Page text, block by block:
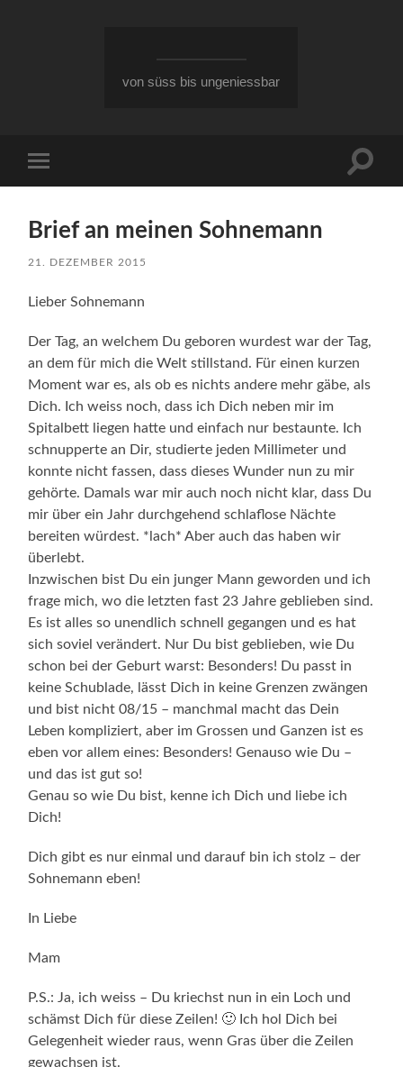
von süss bis ungeniessbar
Menü
Brief an meinen Sohnemann
21. DEZEMBER 2015
Lieber Sohnemann
Der Tag, an welchem Du geboren wurdest war der Tag,
an dem für mich die Welt stillstand. Für einen kurzen
Moment war es, als ob es nichts andere mehr gäbe, als
Dich. Ich weiss noch, dass ich Dich neben mir im
Spitalbett liegen hatte und einfach nur bestaunte. Ich
schnupperte an Dir, studierte jeden Millimeter und
konnte nicht fassen, dass dieses Wunder nun zu mir
gehörte. Damals war mir auch noch nicht klar, dass Du
mir über ein Jahr durchgehend schlaflose Nächte
bereiten würdest. *lach* Aber auch das haben wir
überlebt.
Inzwischen bist Du ein junger Mann geworden und ich
frage mich, wo die letzten fast 23 Jahre geblieben sind.
Es ist alles so unendlich schnell gegangen und es hat
sich soviel verändert. Nur Du bist geblieben, wie Du
schon bei der Geburt warst: Besonders! Du passt in
keine Schublade, lässt Dich in keine Grenzen zwängen
und bist nicht 08/15 – manchmal macht das Dein
Leben kompliziert, aber im Grossen und Ganzen ist es
eben vor allem eines: Besonders! Genauso wie Du –
und das ist gut so!
Genau so wie Du bist, kenne ich Dich und liebe ich
Dich!
Dich gibt es nur einmal und darauf bin ich stolz – der
Sohnemann eben!
In Liebe
Mam
P.S.: Ja, ich weiss – Du kriechst nun in ein Loch und
schämst Dich für diese Zeilen! 🙂 Ich hol Dich bei
Gelegenheit wieder raus, wenn Gras über die Zeilen
gewachsen ist.